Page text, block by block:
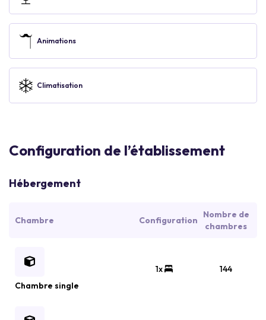
Animations
Climatisation
Configuration de l’établissement
Hébergement
Chambre Configuration
Nombre de
chambres
Chambre single
1x 144